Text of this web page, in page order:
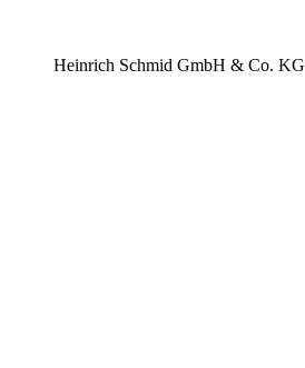
Heinrich Schmid GmbH & Co. KG